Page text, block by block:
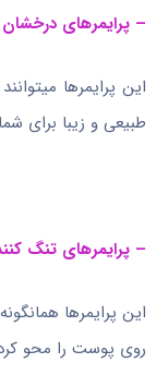
– پرایمرهای
این پرایمرها
طبیعی و زیبا برای
– پرایمرهای تنگ
این پرایمرها
روی پوست را محو